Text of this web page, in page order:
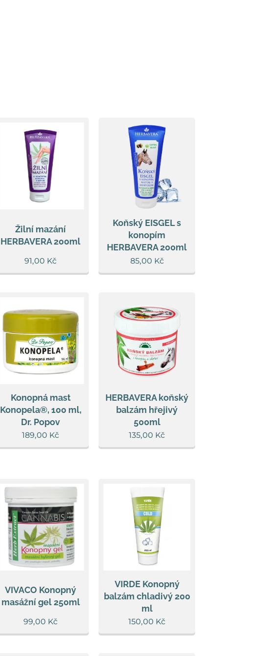
Žilní mazání
HERBAVERA 200ml
91,00 Kč
Koňský EISGEL s
konopím
HERBAVERA 200ml
85,00 Kč
Konopná mast
Konopela®, 100 ml,
Dr. Popov
189,00 Kč
HERBAVERA koňský
balzám hřejivý
500ml
135,00 Kč
VIVACO Konopný
masážní gel 250ml
99,00 Kč
VIRDE Konopný
balzám chladivý 200
ml
150,00 Kč